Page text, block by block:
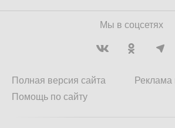
Мы в соцсетях
Полная версия сайта
Помощь по сайту
Реклама